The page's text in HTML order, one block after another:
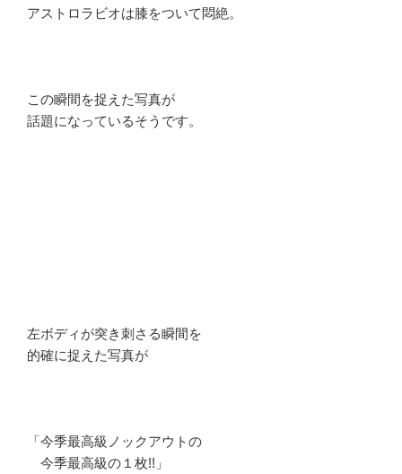
アストロラビオは膝をついて悶絶。
この瞬間を捉えた写真が
話題になっているそうです。
左ボディが突き刺さる瞬間を
的確に捉えた写真が
「今季最高級ノックアウトの
今季最高級の１枚!!」